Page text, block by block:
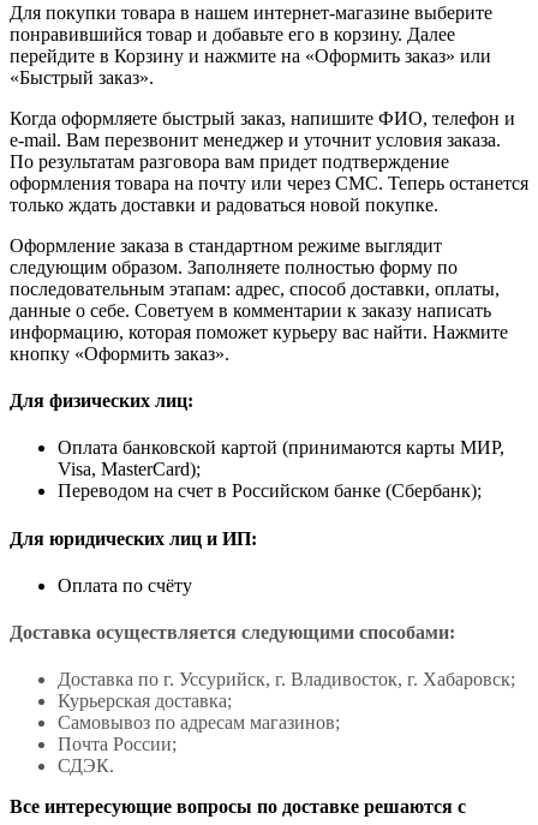
Для покупки товара в нашем интернет-магазине выберите
понравившийся товар и добавьте его в корзину. Далее
перейдите в Корзину и нажмите на «Оформить заказ» или
«Быстрый заказ».
Когда оформляете быстрый заказ, напишите ФИО, телефон и
e-mail. Вам перезвонит менеджер и уточнит условия заказа.
По результатам разговора вам придет подтверждение
оформления товара на почту или через СМС. Теперь останется
только ждать доставки и радоваться новой покупке.
Оформление заказа в стандартном режиме выглядит
следующим образом. Заполняете полностью форму по
последовательным этапам: адрес, способ доставки, оплаты,
данные о себе. Советуем в комментарии к заказу написать
информацию, которая поможет курьеру вас найти. Нажмите
кнопку «Оформить заказ».
Для физических лиц:
Оплата банковской картой (принимаются карты МИР,
Visa, MasterCard);
Переводом на счет в Российском банке (Сбербанк);
Для юридических лиц и ИП:
Оплата по счёту
Доставка осуществляется следующими способами:
Доставка по г. Уссурийск, г. Владивосток, г. Хабаровск;
Курьерская доставка;
Самовывоз по адресам магазинов;
Почта России;
СДЭК.
Все интересующие вопросы по доставке решаются с